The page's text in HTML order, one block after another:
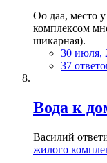
Оо даа, место
комплексом
шикарная).
30 июля,
37
Вода к
Василий
жилого